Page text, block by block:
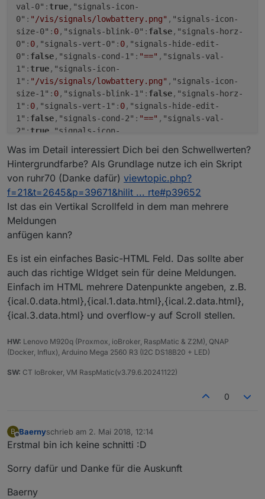
val-0" : true, "signals-icon-
0" : "/vis/signals/lowbattery.png" , "signals-icon-
size-0" : 0, "signals-blink-0" : false, "signals-horz-
0" : 0, "signals-vert-0" : 0, "signals-hide-edit-
0" : false, "signals-cond-1" : "==" , "signals-val-
1" : true, "signals-icon-
1" : "/vis/signals/lowbattery.png" , "signals-icon-
size-1" : 0, "signals-blink-1" : false, "signals-horz-
1" : 0, "signals-vert-1" : 0, "signals-hide-edit-
1" : false, "signals-cond-2" : "==" , "signals-val-
2" : true
"signals-icon-
size-2" :0,"signals-blink-2" :false, "signals-horz-
2":0,"signals-vert-2":0,"signals-hide-edit-
2" :false, "lc-type":"last-change","lc-is-
interval":true,"lc-is-moment":false,"lc-
format": "","lc-position-vert":"top","lc-position-
horz":"right"
horz"
0 "lc-font-size"
family"
color": "","lc-color": "" ,"lc-border-
width"
"0" "lc-border-style": ""
"lc-border-
"lc-border-radius"
zindex": 0 } , "style":
{"left":"6px","top": "214px","width":"50px","heigh
t":"50px","font-size":"x-small","border-
Light", "font-
weight":"","color":"#d8d8da", "background"
"0px" "font-style"
Was im Detail interessiert Dich bei den Schwellwerten?
Hintergrundfarbe? Als Grundlage nutze ich ein Skript
von ruhr70 (Danke dafür) viewtopic.php?
f=21&t=2645&p=39671&hilit ... rte#p39652
Ist das ein Vertikal Scrollfeld in dem man mehrere
Meldungen
anfügen kann?
Es ist ein einfaches Basic-HTML Feld. Das sollte aber
auch das richtige WIdget sein für deine Meldungen.
Einfach im HTML mehrere Datenpunkte angeben, z.B.
{ical.0.data.html},{ical.1.data.html},{ical.2.data.html},
{ical.3.data.html} und overflow-y auf Scroll stellen.
HW: Lenovo M920q (Proxmox, ioBroker, RaspMatic & Z2M), QNAP
(Docker, Influx), Arduino Mega 2560 R3 (I2C DS18B20 + LED)
SW: CT IoBroker, VM RaspMatic(v3.79.6.20241122)
0
B
Offline
Baernyschrieb am 2. Mai 2018, 12:14
zuletzt editiert von
Erstmal bin ich keine schnitti :D
Sorry dafür und Danke für die Auskunft
Baerny